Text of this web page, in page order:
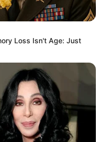
in Deutschland zu
und
Deutschlands gibt es
auf dem Wasser.
Kanutouren auf den
Loss Isn't Age: Just